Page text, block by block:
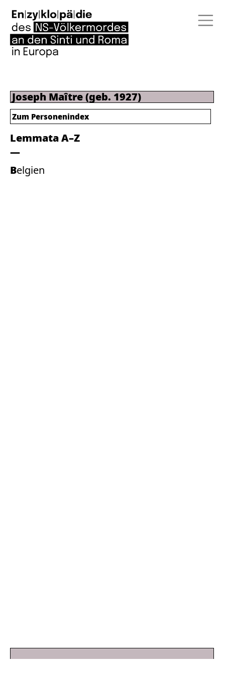
Joseph Maître (geb. 1927)
Lemmata A–Z
Belgien
Zum Personenindex